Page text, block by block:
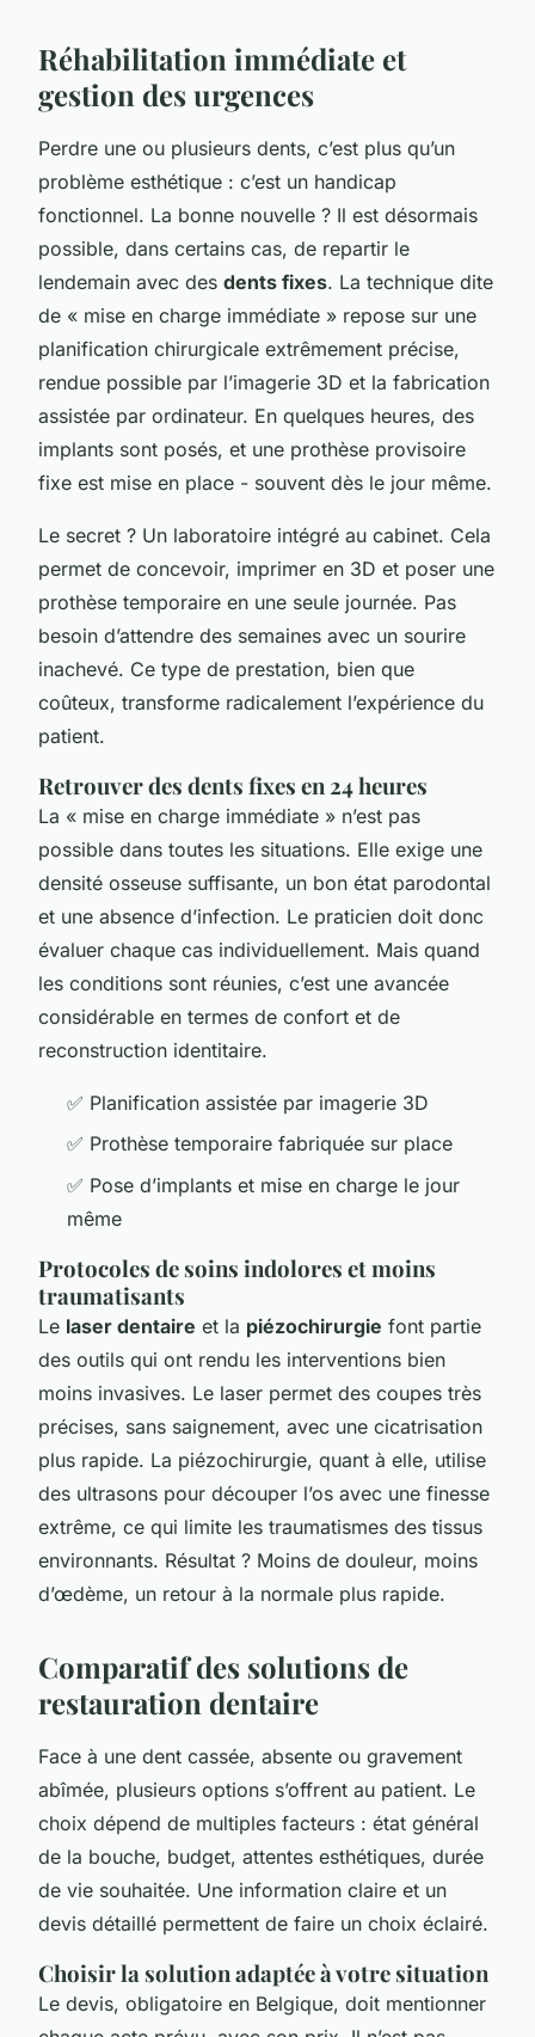
Réhabilitation immédiate et
gestion des urgences
Perdre une ou plusieurs dents, c’est plus qu’un
problème esthétique : c’est un handicap
fonctionnel. La bonne nouvelle ? Il est désormais
possible, dans certains cas, de repartir le
lendemain avec des dents fixes. La technique dite
de « mise en charge immédiate » repose sur une
planification chirurgicale extrêmement précise,
rendue possible par l’imagerie 3D et la fabrication
assistée par ordinateur. En quelques heures, des
implants sont posés, et une prothèse provisoire
fixe est mise en place - souvent dès le jour même.
Le secret ? Un laboratoire intégré au cabinet. Cela
permet de concevoir, imprimer en 3D et poser une
prothèse temporaire en une seule journée. Pas
besoin d’attendre des semaines avec un sourire
inachevé. Ce type de prestation, bien que
coûteux, transforme radicalement l’expérience du
patient.
Retrouver des dents fixes en 24 heures
La « mise en charge immédiate » n’est pas
possible dans toutes les situations. Elle exige une
densité osseuse suffisante, un bon état parodontal
et une absence d’infection. Le praticien doit donc
évaluer chaque cas individuellement. Mais quand
les conditions sont réunies, c’est une avancée
considérable en termes de confort et de
reconstruction identitaire.
✅ Planification assistée par imagerie 3D
✅ Prothèse temporaire fabriquée sur place
✅ Pose d’implants et mise en charge le jour
même
Protocoles de soins indolores et moins
traumatisants
Le laser dentaire et la piézochirurgie font partie
des outils qui ont rendu les interventions bien
moins invasives. Le laser permet des coupes très
précises, sans saignement, avec une cicatrisation
plus rapide. La piézochirurgie, quant à elle, utilise
des ultrasons pour découper l’os avec une finesse
extrême, ce qui limite les traumatismes des tissus
environnants. Résultat ? Moins de douleur, moins
d’œdème, un retour à la normale plus rapide.
Comparatif des solutions de
restauration dentaire
Face à une dent cassée, absente ou gravement
abîmée, plusieurs options s’offrent au patient. Le
choix dépend de multiples facteurs : état général
de la bouche, budget, attentes esthétiques, durée
de vie souhaitée. Une information claire et un
devis détaillé permettent de faire un choix éclairé.
Choisir la solution adaptée à votre situation
Le devis, obligatoire en Belgique, doit mentionner